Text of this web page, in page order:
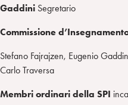
Gaddini Segretario
Commissione
Stefano Fajrajzen, Eugenio
Carlo Traversa
Membri ordinari della SPI